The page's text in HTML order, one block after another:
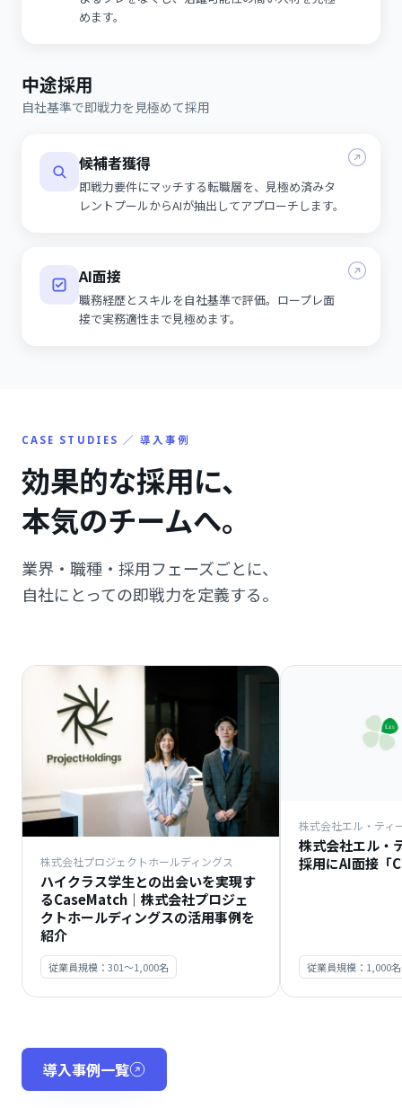
めます。
中途採用
自社基準で即戦力を見極めて採用
候補者獲得
即戦力要件にマッチする転職層を、見極め済みタ
レントプールからAIが抽出してアプローチします。
AI面接
職務経歴とスキルを自社基準で評価。ロープレ面
接で実務適性まで見極めます。
CASE STUDIES ／ 導入事例
効果的な採用に、
本気のチームへ。
業界・職種・採用フェーズごとに、
自社にとっての即戦力を定義する。
株式会社プロジェクトホールディングス
ハイクラス学生との出会いを実現す
るCaseMatch｜株式会社プロジェ
クトホールディングスの活用事例を
紹介
従業員規模：301〜1,000名
株式会社エル・ティ
株式会社エル・
採用にAI面接「
従業員規模：1,000
導入事例一覧